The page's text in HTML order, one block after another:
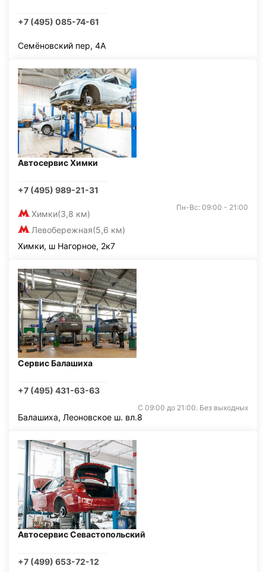
+7 (495) 085-74-61
Семёновский пер, 4А
Автосервис Химки
+7 (495) 989-21-31
Химки(3,8 км)
Левобережная(5,6 км)
Пн-Вс: 09:00 - 21:00
Химки, ш Нагорное, 2к7
Сервис Балашиха
+7 (495) 431-63-63
С 09:00 до 21:00. Без выходных
Балашиха, Леоновское ш. вл.8
Автосервис Севастопольский
+7 (499) 653-72-12